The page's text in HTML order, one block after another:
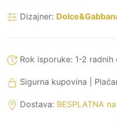
Dizajner:
Rok isporuke: 1-2 radnih
Sigurna kupovina |
Dostava: BESPLATNA